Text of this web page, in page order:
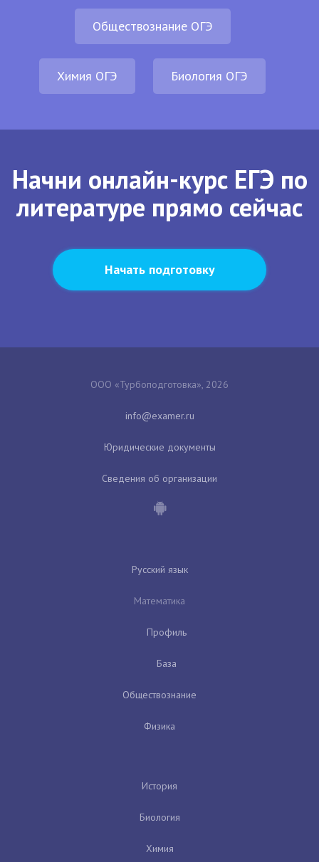
Обществознание ОГЭ
Химия ОГЭ Биология ОГЭ
Начни онлайн-курс ЕГЭ по
литературе прямо сейчас
Начать подготовку
ООО «Турбоподготовка», 2026
Юридические документы
Сведения об организации
Русский язык
Математика
Профиль
База
Обществознание
Физика
История
Биология
Химия